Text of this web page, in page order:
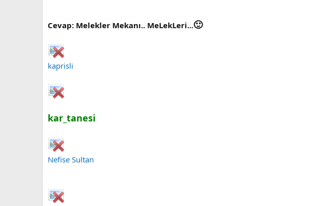
Cevap: Melekler Mekanı.. MeLekLeri...🙂
kaprisli
kar_tanesi
Nefise Sultan